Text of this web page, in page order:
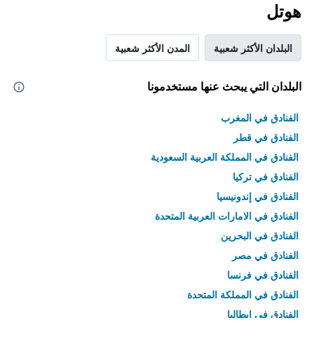
هوتل
البلدان الأكثر شعبية المدن الأكثر شعبية
البلدان التي يبحث عنها مستخدمونا
الفنادق في المغرب
الفنادق في قطر
الفنادق في المملكة العربية السعودية
الفنادق في تركيا
الفنادق في إندونيسيا
الفنادق في الامارات العربية المتحدة
الفنادق في البحرين
الفنادق في مصر
الفنادق في فرنسا
الفنادق في المملكة المتحدة
الفنادق في إيطاليا